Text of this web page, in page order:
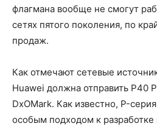
флагмана вообще не смогут
сетях пятого поколения, по
продаж.
Как отмечают сетевые
Huawei должна отправить P40
DxOMark. Как известно, P-
особым подходом к